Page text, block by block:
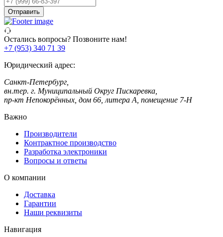
телефон
Отправить
Остались вопросы? Позвоните нам!
+7 (953) 340 71 39
Юридический адрес:
Санкт-Петербург,
вн.тер. г. Муниципальный Округ Пискаревка,
пр-кт Непокорённых, дом 66, литера А, помещение 7-Н
Важно
Производители
Контрактное производство
Разработка электроники
Вопросы и ответы
О компании
Доставка
Гарантии
Наши реквизиты
Навигация